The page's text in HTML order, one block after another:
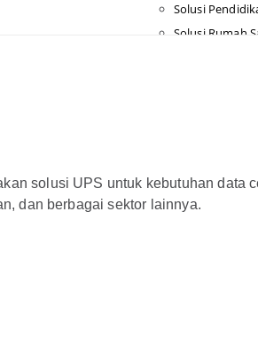
Solusi
Solusi Rumah
Join Reseller
Blog
solusi UPS untuk kebutuhan data
dan berbagai sektor lainnya.